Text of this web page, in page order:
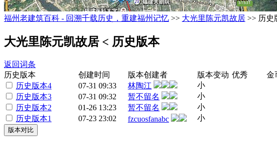
福州老建筑百科 - 回溯千载历史，重建福州记忆 >> 大光里陈元凯故居 >> 历史
大光里陈元凯故居 < 历史版本
返回词条
历史版本
创建时间 版本创建者 版本变动 优秀 金
历史版本4
07-31 09:33 林陶江 小
历史版本3
07-31 09:32 暂不留名 小
历史版本2
01-26 13:23 暂不留名 小
历史版本1
07-23 23:02 fzcuosfanabc 小